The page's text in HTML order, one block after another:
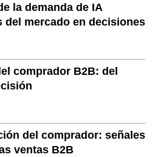
su negocio
tiempo real
de los datos de MCP en las
la demanda de IA
del mercado en decisiones
comprador B2B: del
del comprador: señales
ventas B2B